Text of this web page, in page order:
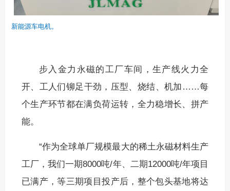
新能源车电机。
步入金力永磁的工厂车间，生产线火力全
开、工人们铆足干劲，压型、烧结、机加……每
个生产环节都在满负荷运转，全力稳增长、拼产
能。
“作为全球单厂规模最大的稀土永磁材料生产
工厂，我们一期8000吨/年、二期12000吨/年项目
已满产，等三期项目投产后，整个包头基地将达